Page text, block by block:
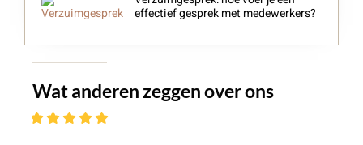
effectief gesprek met medewerkers?
Wat anderen zeggen over ons